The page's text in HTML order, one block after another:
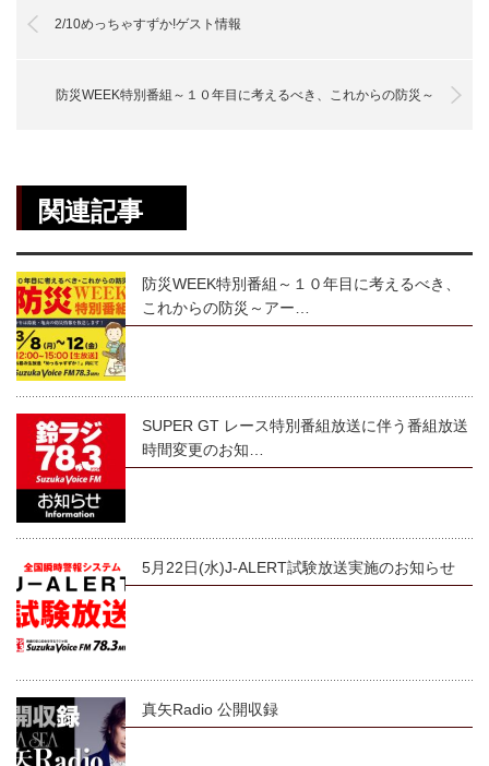
2/10めっちゃすずか!ゲスト情報
防災WEEK特別番組～１０年目に考えるべき、これからの防災～
関連記事
防災WEEK特別番組～１０年目に考えるべき、
これからの防災～アー…
SUPER GT レース特別番組放送に伴う番組放送
時間変更のお知…
5月22日(水)J-ALERT試験放送実施のお知らせ
真矢Radio 公開収録